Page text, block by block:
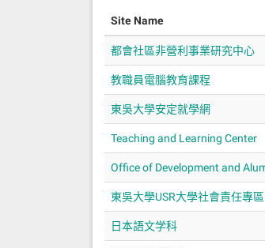
Site Name
都會社區非營利事業研究中心
教職員電腦教育課程
東吳大學安定就學網
Teaching and Learning Center
Office of Development and
東吳大學USR大學社會責任專區
日本語文学科